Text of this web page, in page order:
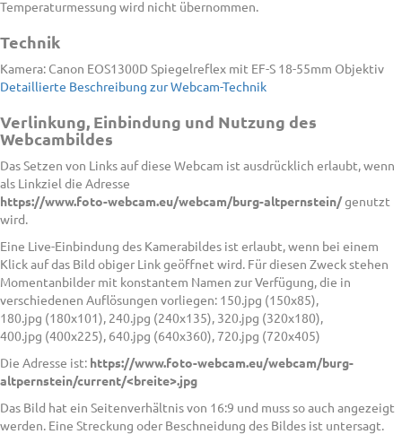
Temperaturmessung wird nicht übernommen.
Technik
Kamera: Canon EOS1300D Spiegelreflex mit EF-S 18-55mm Objektiv
Detaillierte Beschreibung zur Webcam-Technik
Verlinkung, Einbindung und Nutzung des
Webcambildes
Das Setzen von Links auf diese Webcam ist ausdrücklich erlaubt, wenn
als Linkziel die Adresse
https://www.foto-webcam.eu/webcam/burg-altpernstein/genutzt
wird.
Eine Live-Einbindung des Kamerabildes ist erlaubt, wenn bei einem
Klick auf das Bild obiger Link geöffnet wird. Für diesen Zweck stehen
Momentanbilder mit konstantem Namen zur Verfügung, die in
verschiedenen Auflösungen vorliegen: 150.jpg (150x85),
180.jpg (180x101), 240.jpg (240x135), 320.jpg (320x180),
400.jpg (400x225), 640.jpg (640x360), 720.jpg (720x405)
Die Adresse ist: https://www.foto-webcam.eu/webcam/burg-
altpernstein/current/<breite>.jpg
Das Bild hat ein Seitenverhältnis von 16:9 und muss so auch angezeigt
werden. Eine Streckung oder Beschneidung des Bildes ist untersagt.